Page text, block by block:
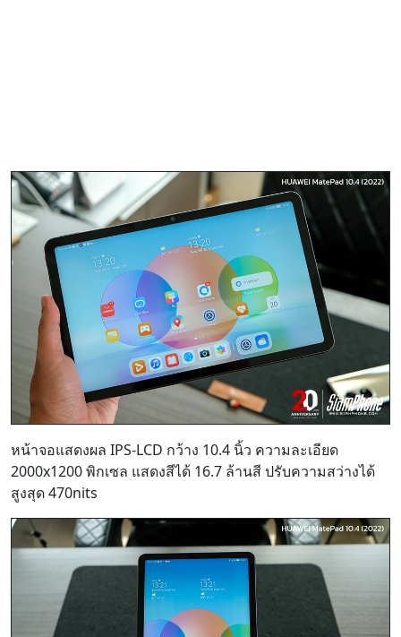
หน้าจอแสดงผล IPS-LCD กว้าง 10.4 นิ้ว ความละเอียด
2000x1200 พิกเซล แสดงสีได้ 16.7 ล้านสี ปรับความสว่างได้
สูงสุด 470nits